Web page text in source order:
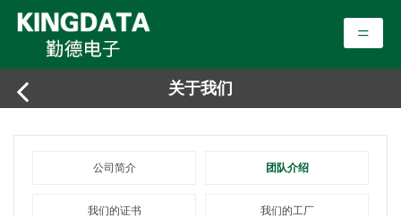
=
关于我们
公司简介 团队介绍
我们的证书 我们的工厂